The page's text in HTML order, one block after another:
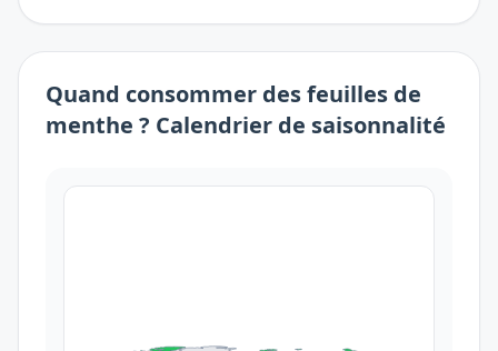
Quand consommer desfeuilles de
menthe ? Calendrier de saisonnalité